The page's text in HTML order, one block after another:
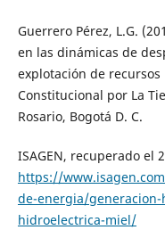
Guerrero Pérez, L.G.
en las dinámicas de
explotación de
Constitucional por La
Rosario, Bogotá D. C.
ISAGEN, recuperado el
https://
de-energia/
hidroelectrica-miel/